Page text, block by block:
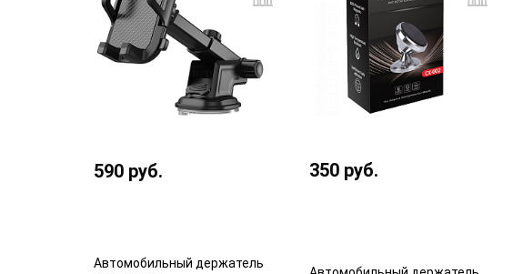
590 руб.
Автомобильный держатель
350 руб.